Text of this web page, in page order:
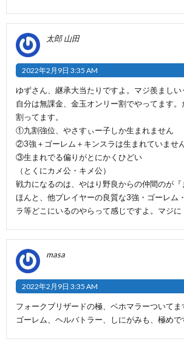
太郎 山田
2022年2月9日 3:35 AM
ゆずさん、継承大当たりですよ。マジ羨まし
自分は無課金、金玉オンリー割でやってます
割ってます。
①九割強位、やさすぃー子しか生まれません
②3強＋ゴーレム＋キンスラは生まれていませ
③生まれでる偏りがとにかくひどい
（とくにカメ公・キメ公）
戦力になるのは、やはり野良からの仲間のが『
ほんと、他プレイヤーの良質な3強・ゴーレム
ラ等どこにいるのやらって感じですよ。マジに
masa
2022年2月9日 3:35 AM
フォークブリザードの極、ベホマラーついてま
ゴーレム、ヘルバトラー、しにがみも、極めで